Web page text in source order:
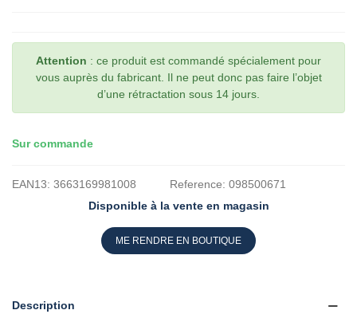
Attention : ce produit est commandé spécialement pour
vous auprès du fabricant. Il ne peut donc pas faire l’objet
d’une rétractation sous 14 jours.
Sur commande
EAN13: 3663169981008 Reference: 098500671
Disponible à la vente en magasin
ME RENDRE EN BOUTIQUE
Description